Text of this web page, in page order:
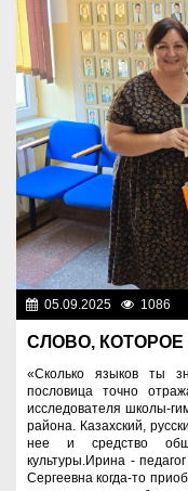
05.09.2025 1086
СЛОВО,
«Сколько языков ты
пословица точно
исследователя школы-
района. Казахский,
нее и средство
культуры.Ирина -
Сергеевна когда-то